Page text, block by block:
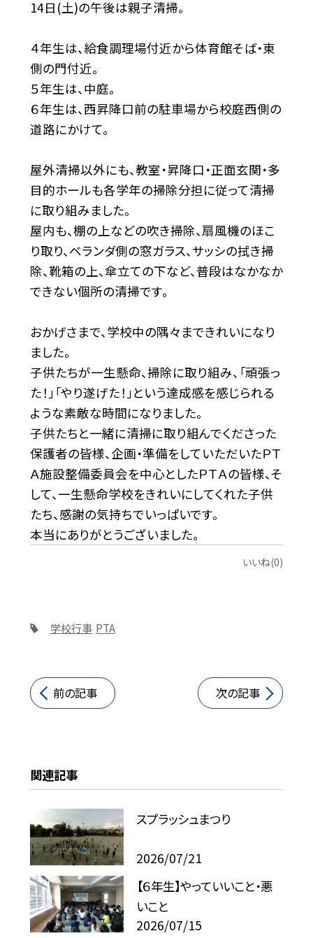
14日(土)の午後は親子清掃。
４年生は、給食調理場付近から体育館そば・東
側の門付近。
５年生は、中庭。
６年生は、西昇降口前の駐車場から校庭西側の
道路にかけて。
屋外清掃以外にも、教室・昇降口・正面玄関・多
目的ホールも各学年の掃除分担に従って清掃
に取り組みました。
屋内も、棚の上などの吹き掃除、扇風機のほこ
り取り、ベランダ側の窓ガラス、サッシの拭き掃
除、靴箱の上、傘立ての下など、普段はなかなか
できない個所の清掃です。
おかげさまで、学校中の隅々まできれいになり
ました。
子供たちが一生懸命、掃除に取り組み、「頑張っ
た！」「やり遂げた！」という達成感を感じられる
ような素敵な時間になりました。
子供たちと一緒に清掃に取り組んでくださった
保護者の皆様、企画・準備をしていただいたＰＴ
Ａ施設整備委員会を中心としたＰＴＡの皆様、そ
して、一生懸命学校をきれいにしてくれた子供
たち、感謝の気持ちでいっぱいです。
本当にありがとうございました。
いいね(0)
学校行事 PTA
前の記事 次の記事
関連記事
スプラッシュまつり
2026/07/21
【６年生】やっていいこと・悪
いこと
2026/07/15